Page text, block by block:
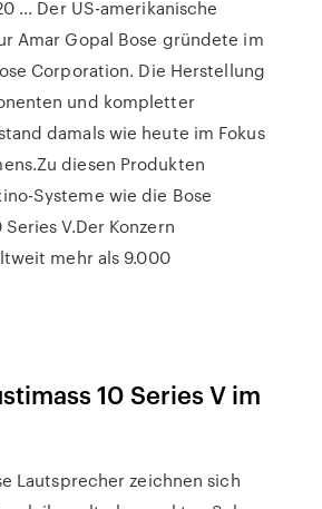
... Der US-amerikanische
Amar Gopal Bose gründete im
Corporation. Die Herstellung
und kompletter
damals wie heute im Fokus
diesen Produkten
Systeme wie die Bose
V.Der Konzern
mehr als 9.000
10 Series V im
Lautsprecher zeichnen sich